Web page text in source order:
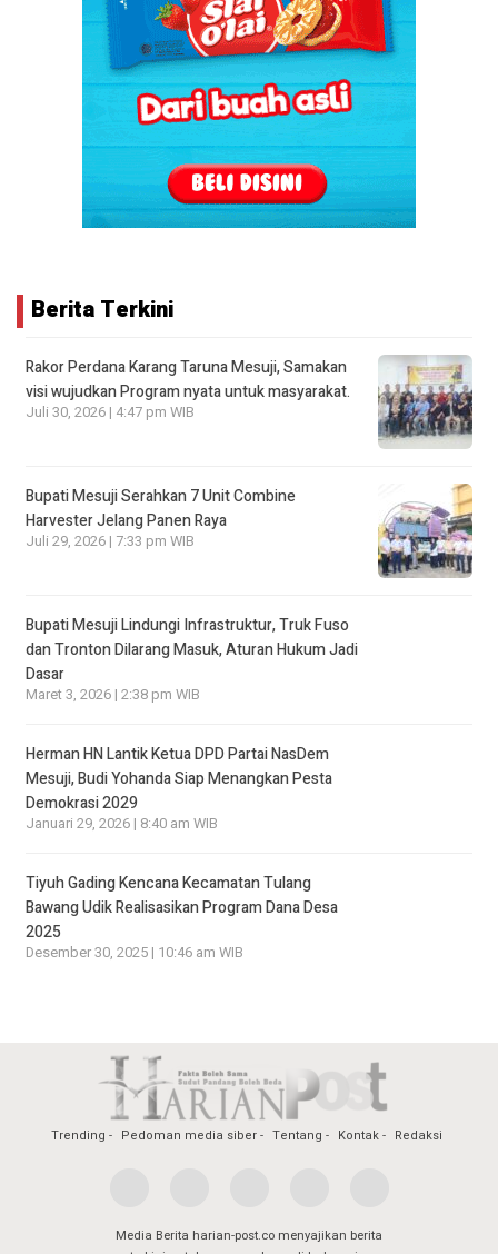
Berita Terkini
Rakor Perdana Karang Taruna Mesuji, Samakan
visi wujudkan Program nyata untuk masyarakat.
Juli 30, 2026 | 4:47 pm WIB
Bupati Mesuji Serahkan 7 Unit Combine
Harvester Jelang Panen Raya
Juli 29, 2026 | 7:33 pm WIB
Bupati Mesuji Lindungi Infrastruktur, Truk Fuso
dan Tronton Dilarang Masuk, Aturan Hukum Jadi
Dasar
Maret 3, 2026 | 2:38 pm WIB
Herman HN Lantik Ketua DPD Partai NasDem
Mesuji, Budi Yohanda Siap Menangkan Pesta
Demokrasi 2029
Januari 29, 2026 | 8:40 am WIB
Tiyuh Gading Kencana Kecamatan Tulang
Bawang Udik Realisasikan Program Dana Desa
2025
Desember 30, 2025 | 10:46 am WIB
Trending Pedoman media siber Tentang Kontak Redaksi
Media Berita harian-post.co menyajikan berita